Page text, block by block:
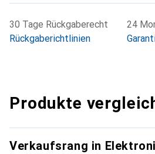
30 Tage Rückgaberecht
Rückgaberichtlinien
24
Produkte
Verkaufsrang in